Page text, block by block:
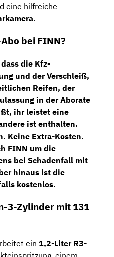
eine hilfreiche
.
bei FINN?
die Kfz-
und derVerschleiß,
Reifen, der
in der Aborate
ihr leistet eine
ist enthalten.
Keine Extra-Kosten.
FINN um die
bei Schadenfall mit
hinaus ist die
kostenlos.
3-Zylinder mit 131
ein 1,2-Liter R3-